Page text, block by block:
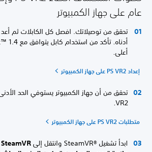
عام على جهاز الكمبيوتر
تحقق من توصيلاتك. افصل كل الكابلات ثم أعد
أعلى.
إعداد PS VR2 على جهاز الكمبيوتر
VR2.
متطلبات PS VR2 على جهاز الكمبيوتر
ابدأ تشغيل SteamVR®‎ وانتقل إلى SteamVR